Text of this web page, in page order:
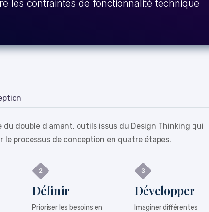
les contraintes de fonctionnalité technique
du double diamant, outils issus du Design Thinking qui
le processus de conception en quatre étapes.
Définir
Prioriser les besoins en
Développer
Imaginer différentes